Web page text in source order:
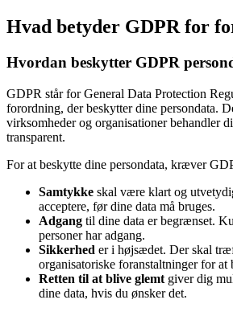
Hvad betyder GDPR for
Hvordan beskytter GDPR
GDPR står for General Data Protection
forordning, der beskytter dine persondata.
virksomheder og organisationer behandler
transparent.
For at beskytte dine persondata, kræver
Samtykke skal være klart og
acceptere, før dine data må bruges.
Adgang til dine data er begrænset.
personer har adgang.
Sikkerhed er i højsædet. Der skal
organisatoriske foranstaltninger for at
Retten til at blive glemt giver dig
dine data, hvis du ønsker det.